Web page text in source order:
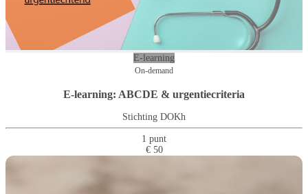
E-learning
On-demand
E-learning: ABCDE & urgentiecriteria
Stichting DOKh
1 punt
€ 50